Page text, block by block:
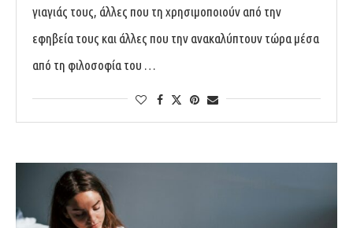
γιαγιάς τους, άλλες που τη χρησιμοποιούν από την
εφηβεία τους και άλλες που την ανακαλύπτουν τώρα μέσα
από τη φιλοσοφία του …